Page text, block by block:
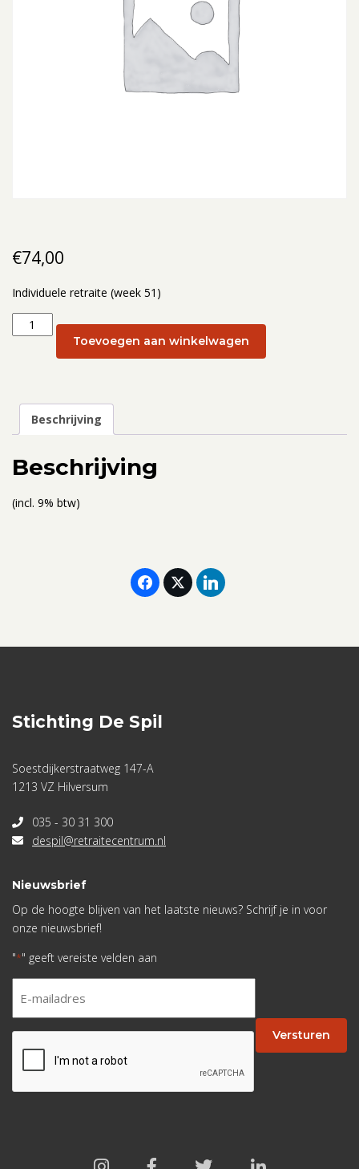
€74,00
Individuele retraite (week 51)
Individuele
retraite
december
2024
Toevoegen aan winkelwagen
Beschrijving
Beschrijving
(incl. 9% btw)
Stichting De Spil
Soestdijkerstraatweg 147-A
1213 VZ Hilversum
035 - 30 31 300
despil@retraitecentrum.nl
Nieuwsbrief
Op de hoogte blijven van het laatste nieuws? Schrijf je in voor
onze nieuwsbrief!
"*" geeft vereiste velden aan
* Versturen